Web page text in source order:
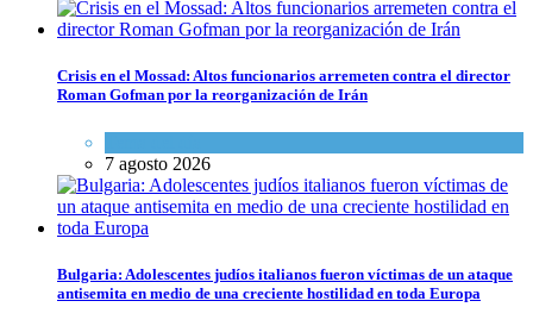
Crisis en el Mossad: Altos funcionarios arremeten contra el director
Roman Gofman por la reorganización de Irán
7 agosto 2026
Bulgaria: Adolescentes judíos italianos fueron víctimas de un ataque
antisemita en medio de una creciente hostilidad en toda Europa